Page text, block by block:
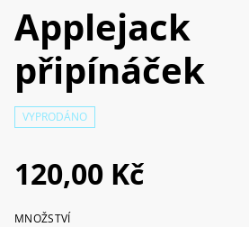
Applejack
připínáček
VYPRODÁNO
120,00 Kč
MNOŽSTVÍ